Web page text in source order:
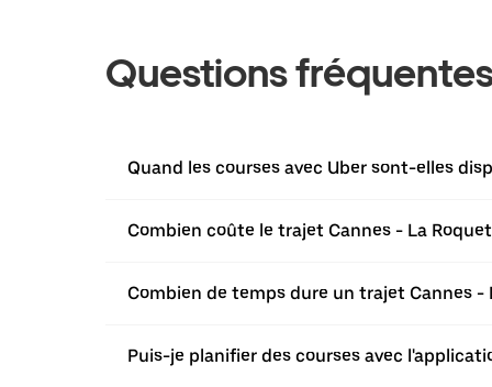
Questions
Quand les courses avec Uber sont-elles
Combien coûte le trajet Cannes - La
Combien de temps dure un trajet Cannes -
Puis-je planifier des courses avec